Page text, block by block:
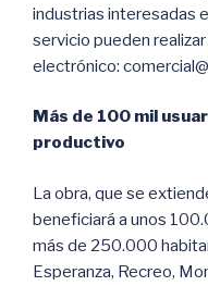
industrias interesadas
servicio pueden
electrónico:
Más de 100 mil
productivo
La obra, que se
beneficiará a unos
más de 250.000
Esperanza, Recreo,